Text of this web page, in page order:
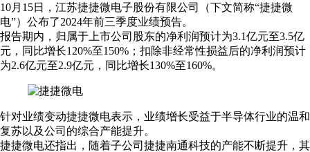
10月15日，江苏捷捷微电子股份有限公司（下文简称“捷捷微
电”）公布了2024年前三季度业绩预告。
报告期内，归属于上市公司股东的净利润预计为3.1亿元至3.5亿
元，同比增长120%至150%；扣除非经常性损益后的净利润预计
为2.6亿元至2.9亿元，同比增长130%至160%。
针对业绩变动捷捷微电表示，业绩增长受益于半导体行业的温和
复苏以及公司的综合产能提升。
捷捷微电还指出，随着子公司捷捷南通科技的产能不断提升，其